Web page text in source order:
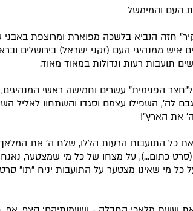
העם והמימשל
חזה הנביא בלשכה מפוארת ומרוצפת באבני
איש ממנהיגי העם (זקני ישראל) בירושלים
תועבות רעות וגדולות במאוד מאוד.
הפנימית" עשרים וחמישה ראשי המנהיגים,
לה', השפילו עצמם וסגדו והשתחוו לאליל
ה' את הארץ"!
כל התועבות הרעות הללו, שלח ה' את
(סרט כתום...), על מצחו של כל מי שמצטער,
כל מי שאינו מצטער על התועבות יניח "תו"